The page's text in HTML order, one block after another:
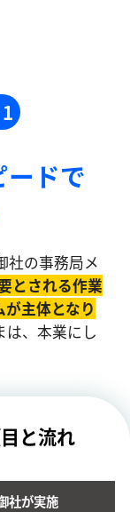
ドで
社の事務局メ
とされる作業
主体となり
は、本業にし
と流れ
社が実施